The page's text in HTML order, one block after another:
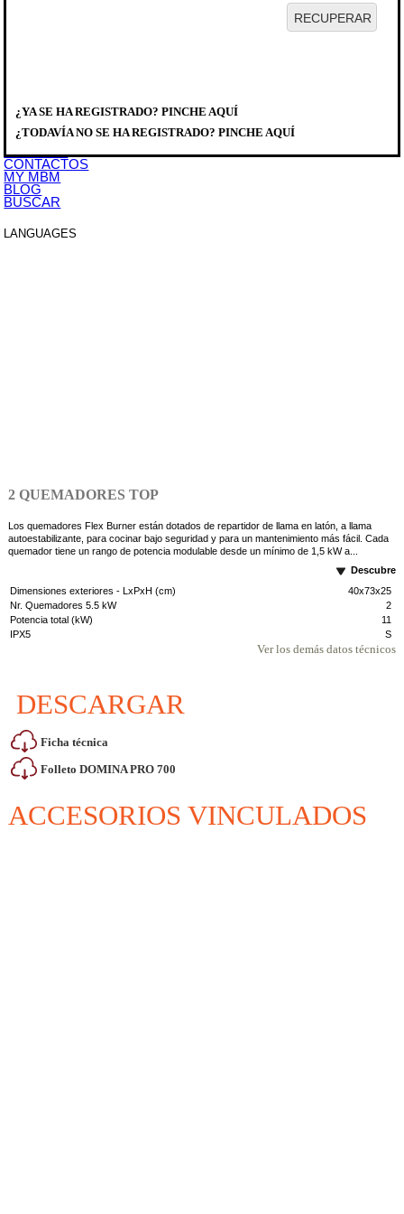
SERVICIO
DESCARGAS
EVENTOS
NOTICIAS
CONTACTOS
MY MBM
BLOG
BUSCAR
LANGUAGES
¿YA SE HA REGISTRADO? PINCHE AQUÍ
¿TODAVÍA NO SE HA REGISTRADO? PINCHE AQUÍ
PRODUCTOS >COCCION MODULAR >DOMINA PRO 700
GAS
FB74TXS
2 QUEMADORES TOP
Los quemadores Flex Burner están dotados de repartidor de llama en latón, a llama
autoestabilizante, para cocinar bajo seguridad y para un mantenimiento más fácil. Cada
quemador tiene un rango de potencia modulable desde un mínimo de 1,5 kW a...
Descubre
Dimensiones exteriores - LxPxH (cm)
40x73x25
Nr. Quemadores 5.5 kW
2
Potencia total (kW)
11
IPX5
S
Ver los demás datos técnicos
DESCARGAR
Ficha técnica
Folleto DOMINA PRO 700
ACCESORIOS VINCULADOS